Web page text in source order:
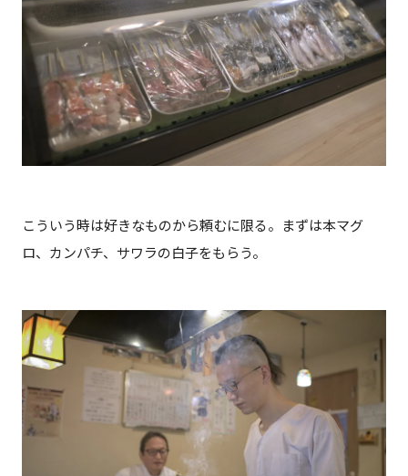
こういう時は好きなものから頼むに限る。まずは本マグ
ロ、カンパチ、サワラの白子をもらう。